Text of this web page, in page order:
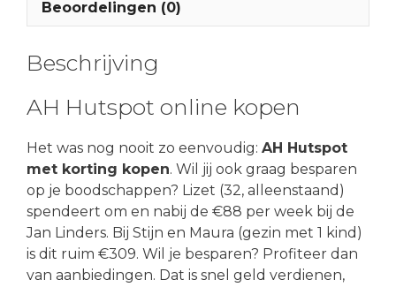
Beoordelingen (0)
Beschrijving
AH Hutspot online kopen
Het was nog nooit zo eenvoudig: AH Hutspot
met korting kopen. Wil jij ook graag besparen
op je boodschappen? Lizet (32, alleenstaand)
spendeert om en nabij de €88 per week bij de
Jan Linders. Bij Stijn en Maura (gezin met 1 kind)
is dit ruim €309. Wil je besparen? Profiteer dan
van aanbiedingen. Dat is snel geld verdienen,